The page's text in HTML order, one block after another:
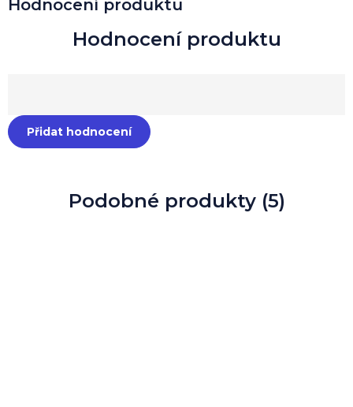
Podobné produkty (5)
Hodnocení produktu
Přidat hodnocení